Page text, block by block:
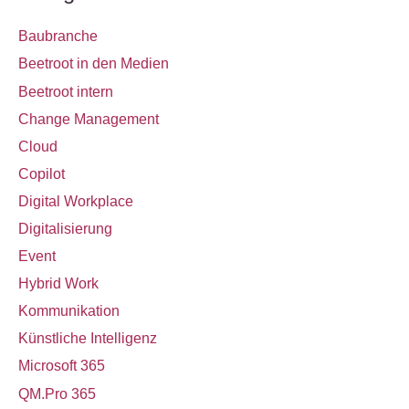
c
h
Baubranche
Beetroot in den Medien
Beetroot intern
Change Management
Cloud
Copilot
Digital Workplace
Digitalisierung
Event
Hybrid Work
Kommunikation
Künstliche Intelligenz
Microsoft 365
QM.Pro 365